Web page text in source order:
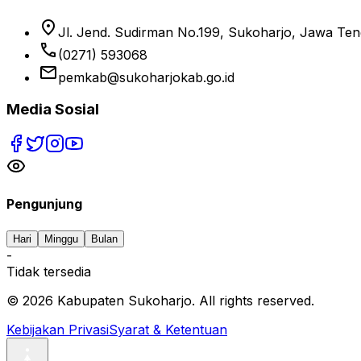
location_on Jl. Jend. Sudirman No.199, Sukoharjo, Jawa
phone (0271) 593068
emailpemkab@sukoharjokab.go.id
Media Sosial
Pengunjung
Hari Minggu Bulan
-
Tidak tersedia
© 2026 Kabupaten Sukoharjo. All rights reserved.
Kebijakan PrivasiSyarat & Ketentuan